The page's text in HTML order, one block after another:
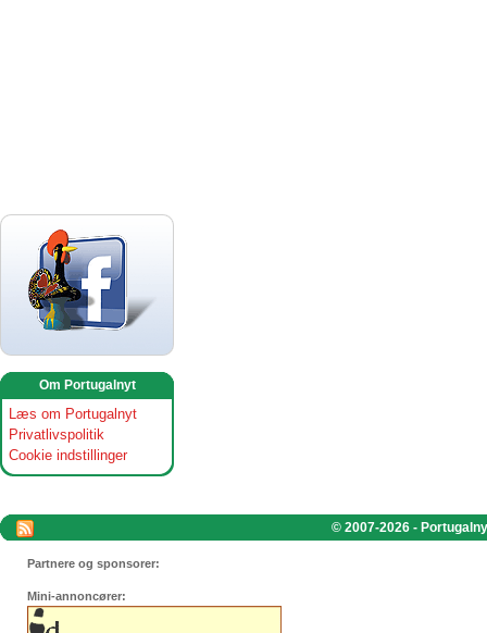
Om Portugalnyt
Læs om Portugalnyt
Privatlivspolitik
Cookie indstillinger
© 2007-2026 -
Partnere og sponsorer:
Mini-annoncører: